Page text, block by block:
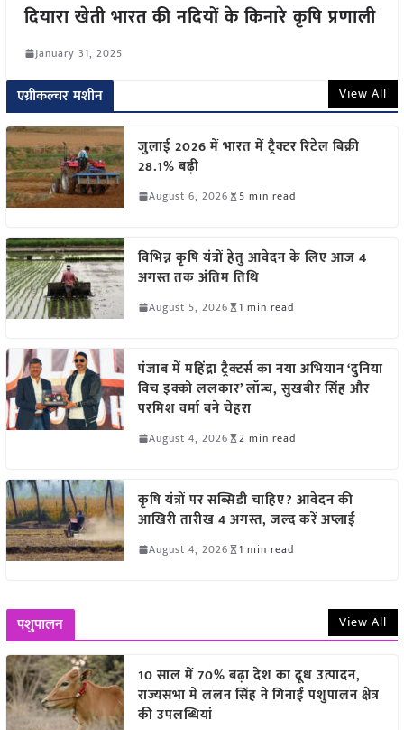
दियारा खेती भारत की नदियों के किनारे कृषि प्रणाली
January 31, 2025
एग्रीकल्चर मशीन View All
जुलाई 2026 में भारत में ट्रैक्टर रिटेल बिक्री
28.1% बढ़ी
August 6, 2026 5 min read
विभिन्न कृषि यंत्रों हेतु आवेदन के लिए आज 4
अगस्त तक अंतिम तिथि
August 5, 2026 1 min read
पंजाब में महिंद्रा ट्रैक्टर्स का नया अभियान ‘दुनिया
विच इक्को ललकार’ लॉन्च, सुखबीर सिंह और
परमिश वर्मा बने चेहरा
August 4, 2026 2 min read
कृषि यंत्रों पर सब्सिडी चाहिए? आवेदन की
आखिरी तारीख 4 अगस्त, जल्द करें अप्लाई
August 4, 2026 1 min read
पशुपालन View All
10 साल में 70% बढ़ा देश का दूध उत्पादन,
राज्यसभा में ललन सिंह ने गिनाईं पशुपालन क्षेत्र
की उपलब्धियां